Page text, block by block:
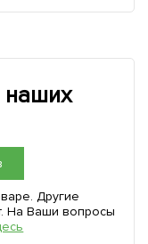
наших
Другие
На Ваши вопросы